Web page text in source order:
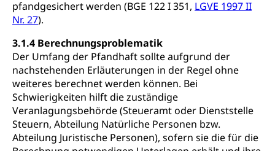
pfandgesichert werden (BGE 122 I 351, LGVE 1997 II
Nr. 27).
3.1.4 Berechnungsproblematik
Der Umfang der Pfandhaft sollte aufgrund der
nachstehenden Erläuterungen in der Regel ohne
weiteres berechnet werden können. Bei
Schwierigkeiten hilft die zuständige
Veranlagungsbehörde (Steueramt oder Dienststelle
Steuern, Abteilung Natürliche Personen bzw.
Abteilung Juristische Personen), sofern sie die für die